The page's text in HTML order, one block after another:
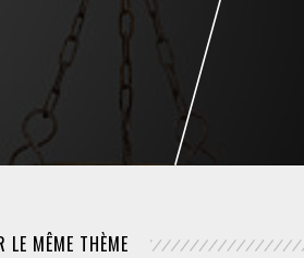
NUMÉRIQUE
POLICE / MAINTIEN DE L'ORDRE
PROCÉDURE CIVILE
LE MÊME THÈME